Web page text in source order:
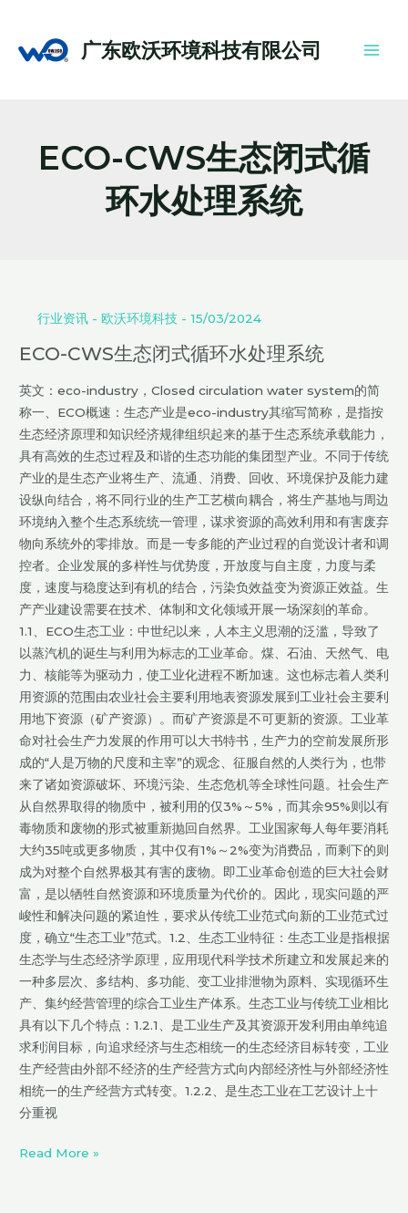
广东欧沃环境科技有限公司
ECO-CWS生态闭式循
环水处理系统
行业资讯- 欧沃环境科技 - 15/03/2024
ECO-CWS生态闭式循环水处理系统
英文：eco-industry，Closed circulation water system的简
称一、ECO概速：生态产业是eco-industry其缩写简称，是指按
生态经济原理和知识经济规律组织起来的基于生态系统承载能力，
具有高效的生态过程及和谐的生态功能的集团型产业。不同于传统
产业的是生态产业将生产、流通、消费、回收、环境保护及能力建
设纵向结合，将不同行业的生产工艺横向耦合，将生产基地与周边
环境纳入整个生态系统统一管理，谋求资源的高效利用和有害废弃
物向系统外的零排放。而是一专多能的产业过程的自觉设计者和调
控者。企业发展的多样性与优势度，开放度与自主度，力度与柔
度，速度与稳度达到有机的结合，污染负效益变为资源正效益。生
产产业建设需要在技术、体制和文化领域开展一场深刻的革命。
1.1、ECO生态工业：中世纪以来，人本主义思潮的泛滥，导致了
以蒸汽机的诞生与利用为标志的工业革命。煤、石油、天然气、电
力、核能等为驱动力，使工业化进程不断加速。这也标志着人类利
用资源的范围由农业社会主要利用地表资源发展到工业社会主要利
用地下资源（矿产资源）。而矿产资源是不可更新的资源。工业革
命对社会生产力发展的作用可以大书特书，生产力的空前发展所形
成的“人是万物的尺度和主宰”的观念、征服自然的人类行为，也带
来了诸如资源破坏、环境污染、生态危机等全球性问题。社会生产
从自然界取得的物质中，被利用的仅3%～5%，而其余95%则以有
毒物质和废物的形式被重新抛回自然界。工业国家每人每年要消耗
大约35吨或更多物质，其中仅有1%～2%变为消费品，而剩下的则
成为对整个自然界极其有害的废物。即工业革命创造的巨大社会财
富，是以牺牲自然资源和环境质量为代价的。因此，现实问题的严
峻性和解决问题的紧迫性，要求从传统工业范式向新的工业范式过
度，确立“生态工业”范式。1.2、生态工业特征：生态工业是指根据
生态学与生态经济学原理，应用现代科学技术所建立和发展起来的
一种多层次、多结构、多功能、变工业排泄物为原料、实现循环生
产、集约经营管理的综合工业生产体系。生态工业与传统工业相比
具有以下几个特点：1.2.1、是工业生产及其资源开发利用由单纯追
求利润目标，向追求经济与生态相统一的生态经济目标转变，工业
生产经营由外部不经济的生产经营方式向内部经济性与外部经济性
相统一的生产经营方式转变。1.2.2、是生态工业在工艺设计上十
分重视
闭
循
环
处
理
系
统
Read More »